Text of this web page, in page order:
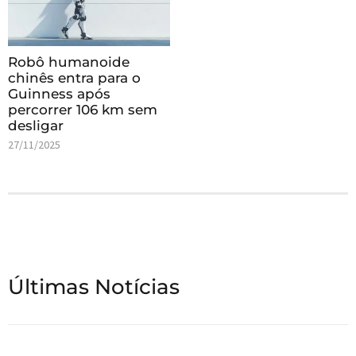
Robô humanoide
chinês entra para o
Guinness após
percorrer 106 km sem
desligar
27/11/2025
Últimas Notícias